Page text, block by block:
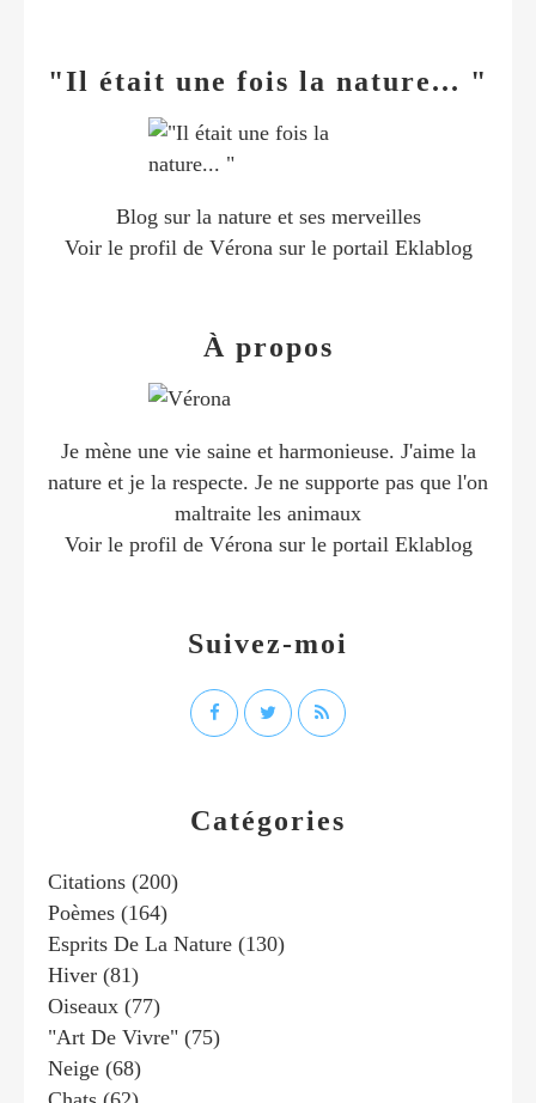
Catégories
Citations (200)
Poèmes (164)
Esprits De La Nature (130)
Hiver (81)
Oiseaux (77)
"art De Vivre" (75)
Neige (68)
"Il était une fois la nature... "
Blog sur la nature et ses merveilles
Voir le profil de Vérona sur le portail Eklablog
Suivez-moi
À propos
Je mène une vie saine et harmonieuse. J'aime la
nature et je la respecte. Je ne supporte pas que l'on
maltraite les animaux
Voir le profil de Vérona sur le portail Eklablog